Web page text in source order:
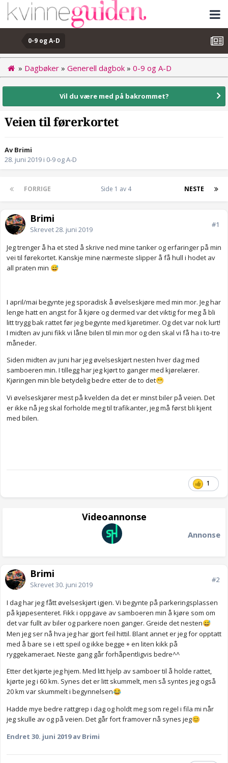
0-9 og A-D
» Dagbøker » Generell dagbok » 0-9 og A-D
Vil du være med på bakrommet?
Veien til førerkortet
Av Brimi
28. juni 2019 i 0-9 og A-D
FORRIGE NESTE
Side 1 av 4
Brimi
Skrevet28. juni 2019
#1
Jeg trenger å ha et sted å skrive ned mine tanker og erfaringer på min
vei til førekortet. Kanskje mine nærmeste slipper å få hull i hodet av
all praten min 😅
I april/mai begynte jeg sporadisk å øvelseskjøre med min mor. Jeg har
lenge hatt en angst for å kjøre og dermed var det viktig for meg å bli
litt trygg bak rattet før jeg begynte med kjøretimer. Og det var nok lurt!
I midten av juni fikk vi låne bilen til min mor og den skal vi få ha i to-tre
måneder.
Siden midten av juni har jeg øvelseskjørt nesten hver dag med
samboeren min. I tillegg har jeg kjørt to ganger med kjørelærer.
Kjøringen min ble betydelig bedre etter de to det😁
Vi øvelseskjører mest på kvelden da det er minst biler på veien. Det
er ikke nå jeg skal forholde meg til trafikanter, jeg må først bli kjent
med bilen.
1
Videoannonse
Annonse
Brimi
Skrevet30. juni 2019
#2
I dag har jeg fått øvelseskjørt igjen. Vi begynte på parkeringsplassen
på kjøpesenteret. Fikk i oppgave av samboeren min å kjøre som om
det var fullt av biler og parkere noen ganger. Greide det nesten😅
Men jeg ser nå hva jeg har gjort feil hittil. Blant annet er jeg for opptatt
med å bare se i ett speil og ikke begge + en liten kikk på
ryggekameraet. Neste gang går forhåpentligvis bedre^^
Etter det kjørte jeg hjem. Med litt hjelp av samboer til å holde rattet,
kjørte jeg i 60 km. Synes det er litt skummelt, men så syntes jeg også
20 km var skummelt i begynnelsen😂
Hadde mye bedre rattgrep i dag og holdt meg som regel i fila mi når
jeg skulle av og på veien. Det går fort framover nå synes jeg😊
Endret 30. juni 2019av Brimi